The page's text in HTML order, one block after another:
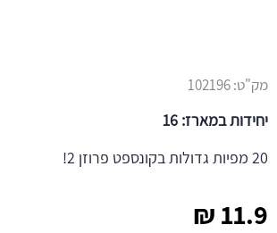
11.9
₪
מק"ט:102196
יחידות במארז: 16
20 מפיות גדולות בקונספט פרוזן 2!